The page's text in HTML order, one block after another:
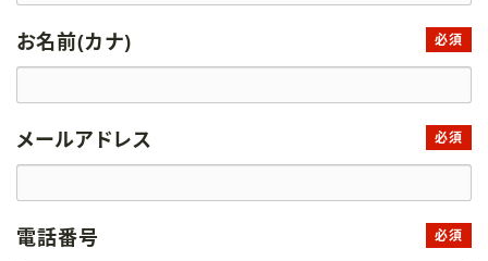
お名前(カナ) 必須
メールアドレス 必須
電話番号 必須